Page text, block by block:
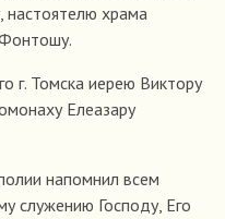
настоятелю храма
г. Томска иерею Виктору
Елеазару
напомнил всем
служению Господу, Его